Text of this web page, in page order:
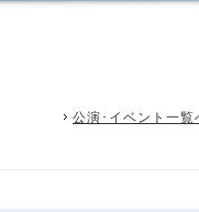
公演･イベント一覧